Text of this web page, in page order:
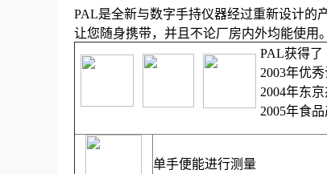
PAL是全新与数字手持仪器经过重新设计的
让您随身携带，并且不论厂房内外均能使用
PAL获得了
2003年优
2004年东
2005年食
单手便能进行测量